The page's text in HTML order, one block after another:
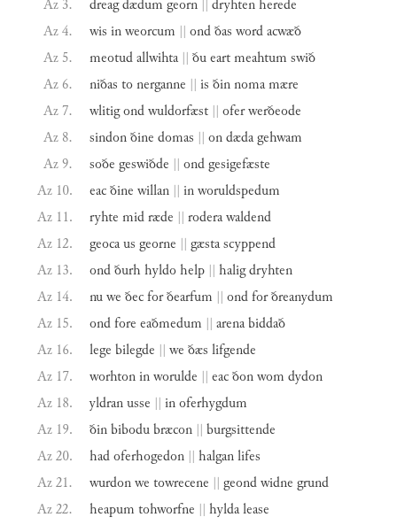
Az 3.
dreagdædum georn || dryhtenherede
Az 4.
wis inweorcum || ondðas wordacwæð
Az 5.
meotudallwihta || ðueartmeahtum swið
Az 6.
niðas tonerganne || is ðinnomamære
Az 7.
wlitigondwuldorfæst || oferwerðeode
Az 8.
sindonðine domas || ondædagehwam
Az 9.
soðe geswiðde || ondgesigefæste
Az 10.
eacðine willan || inworuldspedum
Az 11.
ryhte midræde || roderawaldend
Az 12.
geocaus georne || gæstascyppend
Az 13.
ondðurh hyldohelp || haligdryhten
Az 14.
nuwe ðecforðearfum || ondforðreanydum
Az 15.
ondfore eaðmedum || arenabiddað
Az 16.
lege bilegde || we ðæs lifgende
Az 17.
worhtoninworulde || eacðonwom dydon
Az 18.
yldranusse || inoferhygdum
Az 19.
ðinbibodubræcon || burgsittende
Az 20.
hadoferhogedon || halganlifes
Az 21.
wurdonwe towrecene || geondwidne grund
Az 22.
heapum tohworfne || hyldalease